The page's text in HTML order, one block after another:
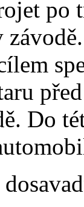
po
Do